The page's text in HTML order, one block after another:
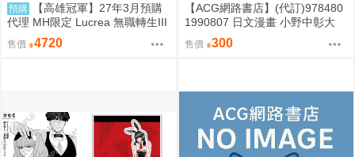
預購
【高雄冠軍】27年3月預購
代理 MH限定 Lucrea 無職轉生III
艾莉絲 高約27公分 免訂金
售價 4720
【ACG網路書店】(代訂)978480
1990807 日文漫畫 小野中彰大
「夢想成為魔法少女 / 魔法少女
にあこがれて (13)」
售價 300